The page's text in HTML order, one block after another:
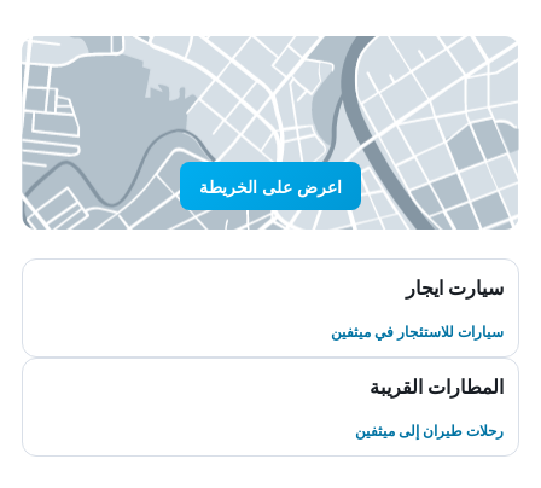
اعرض على الخريطة
سيارت ايجار
سيارات للاستئجار في ميثفين
المطارات القريبة
رحلات طيران إلى ميثفين